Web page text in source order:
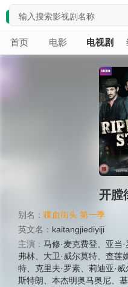
首页 电影 电视剧
开膛
别名： 喋血街头 第一季
英文名： kaitangjiediyiji
主演： 马修·麦克费登 亚当
弗林
大卫·威尔莫特 查莲
特
克里夫·罗素 莉迪亚·
斯特朗
本杰明奥马奥尼